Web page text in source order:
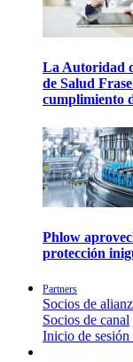
La Autoridad
de Salud
cumplimiento
Phlow
protección
Partners
Socios de
Socios de canal
Inicio de sesión